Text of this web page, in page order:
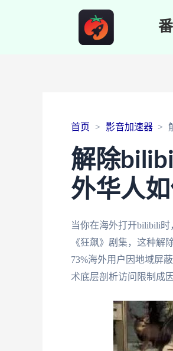
首页 影音加速器
解除
外华人
当你在海外打开bilibili
《狂飙》剧集，这种解
73%海外用户因地域屏
术底层剖析访问限制成